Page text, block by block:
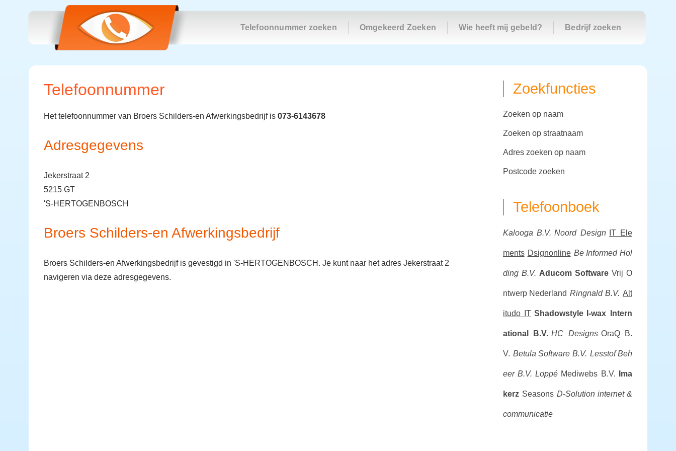
Telefoonnummer zoeken Omgekeerd Zoeken Wie heeft mij gebeld? Bedrijf zoeken
Telefoonnummer
Het telefoonnummer van Broers Schilders-en Afwerkingsbedrijf is 073-6143678
Adresgegevens
Jekerstraat 2
5215 GT
'S-HERTOGENBOSCH
Broers Schilders-en Afwerkingsbedrijf
Broers Schilders-en Afwerkingsbedrijf is gevestigd in 'S-HERTOGENBOSCH. Je kunt naar het adres Jekerstraat 2
navigeren via deze adresgegevens.
Zoekfuncties
zoeken op naam
zoeken op straatnaam
adres zoeken op naam
postcode zoeken
Telefoonboek
Kalooga B.V. Noord Design IT Ele
ments Dsignonline Be Informed Hol
ding B.V. Aducom Software Vrij O
ntwerp Nederland Ringnald B.V. Alt
itudo IT Shadowstyle I-wax Intern
ational B.V. HC Designs OraQ B.
V. Betula Software B.V. Lesstof Beh
eer B.V. Loppé Mediwebs B.V. Ima
kerz Seasons D-Solution internet &
communicatie